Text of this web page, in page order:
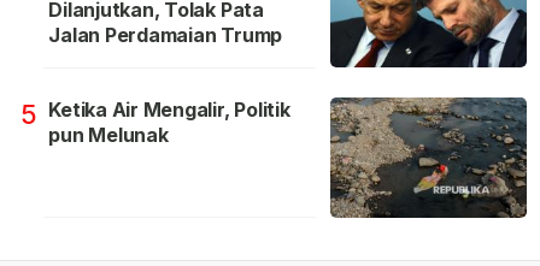
Dilanjutkan, Tolak Pata
Jalan Perdamaian Trump
5 Ketika Air Mengalir, Politik
pun Melunak